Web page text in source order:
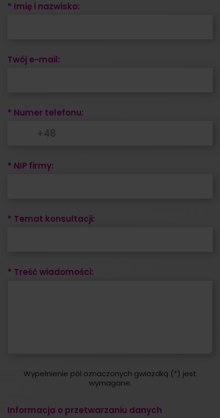
* Imię i nazwisko:
Twój e-mail:
* Numer telefonu:
* NIP firmy:
* Temat konsultacji:
* Treść wiadomości:
Wypełnienie pól oznaczonych gwiazdką (*) jest
wymagane.
Informacja o przetwarzaniu danych